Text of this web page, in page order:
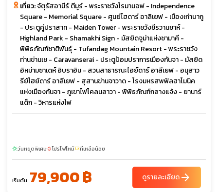
เที่ยว:จัตุรัสอามีร์ ตีมูร์ - พระราชวังโรมานอฟ - Independence
Square - Memorial Square - ศูนย์ไฮดาร์ อาลิเยฟ - เมืองเก่าบากู
- ประตูคู่ปราสาท - Maiden Tower - พระราชวังชีรวานชาห์ -
Highland Park - Shamakhi Sign - มัสยิดจูม่าแห่งชามาคี -
พิพิธภัณฑ์ชาติพันธุ์ - Tufandag Mountain Resort - พระราชวัง
ท่านข่านเซ - Caravanserai - ประตูป้อมปราการเมืองกันจา - มัสยิด
อิหม่ามซาเดห์ อิบราฮิม - สวนสาธารณะไฮย์ดาร์ อาลีเยฟ - อนุสาว
รีย์ไฮย์ดาร์ อาลีเยฟ - สุสานข่านจาวาด - โรงมหรสพฟิลฮาโมนิค
แห่งเมืองกันจา - ภูเขาไฟโคลนลาวา - พิพิธภัณฑ์กลางแจ้ง - ยานาร์
แด็ก - วิหารแห่งไฟ
sunnyวันหยุดพิเศษlocal_fire_departmentโปรไฟไหม้confirmation_numberที่เหลือน้อย
เริ่มต้น 79,900 ฿ ดูรายละเอียดarrow_forward